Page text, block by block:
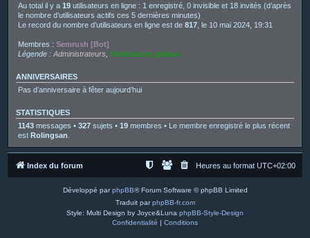
Au total il y a 19 utilisateurs en ligne : 1 enregistré, 0 invisible et 18 invités (d’après
le nombre d’utilisateurs actifs ces 5 dernières minutes)
Le record du nombre d’utilisateurs en ligne est de 817 , le 10 mai 2024, 19:31
Membres : Semrush [Bot]
Légende : Administrateurs Modérateurs globaux
ANNIVERSAIRES
Pas d’anniversaire à fêter aujourd’hui
STATISTIQUES
1143 messages • 327 sujets • 19 membres • Le membre enregistré le plus récent
est Rolingsan
Index du forum Heures au format UTC+02:00
Développé parphpBB® Forum Software © phpBB Limited
Traduit parphpBB-fr.com
Style: Multi Design by Joyce&Luna phpBB-Style-Design
Confidentialité | Conditions